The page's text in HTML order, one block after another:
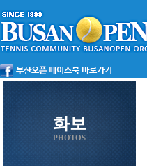
화보
PHOTOS